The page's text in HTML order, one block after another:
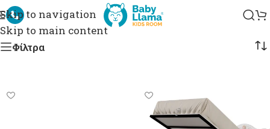
Skip to navigation
Skip to main content
Alya
Φίλτρα